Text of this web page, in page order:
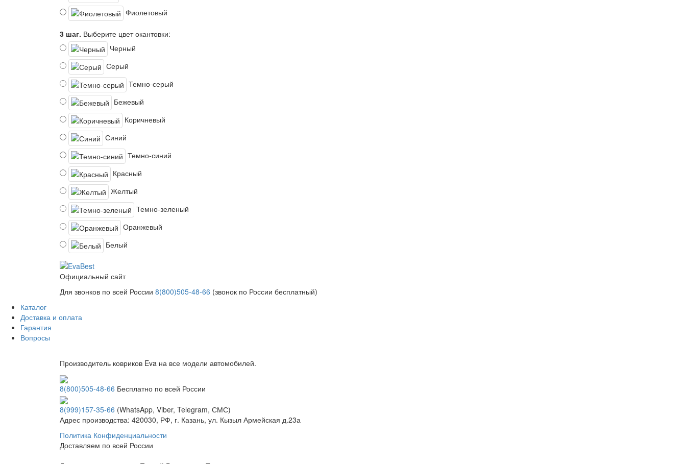
Фиолетовый
3 шаг. Выберите цвет окантовки:
Черный
Серый
Темно-серый
Бежевый
Коричневый
Синий
Темно-синий
Красный
Желтый
Темно-зеленый
Оранжевый
Белый
Официальный сайт
Для звонков по всей России 8(800)505-48-66 (звонок по России бесплатный)
Каталог
Доставка и оплата
Гарантия
Вопросы
Производитель ковриков Eva на все модели автомобилей.
8(800)505-48-66 Бесплатно по всей России
8(999)157-35-66 (WhatsApp, Viber, Telegram, СМС)
Адрес производства: 420030, РФ, г. Казань, ул. Кызыл Армейская д.23а
Политика Конфиденциальности
Доставляем по всей России